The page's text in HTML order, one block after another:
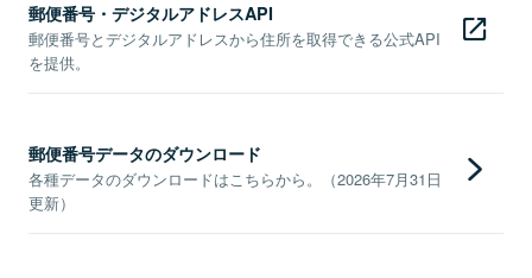
郵便番号・デジタルアドレスAPI
郵便番号とデジタルアドレスから住所を取得できる公式API
を提供。
郵便番号データのダウンロード
各種データのダウンロードはこちらから。（2026年7月31日
更新）